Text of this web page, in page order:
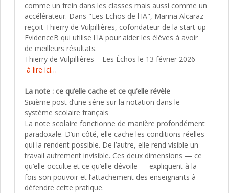
comme un frein dans les classes mais aussi comme un
accélérateur. Dans "Les Echos de l'IA", Marina Alcaraz
reçoit Thierry de Vulpillières, cofondateur de la start-up
EvidenceB qui utilise l'IA pour aider les élèves à avoir
de meilleurs résultats.
Thierry de Vulpillières – Les Échos le 13 février 2026 –
à lire ici…
La note : ce qu’elle cache et ce qu’elle révèle
Sixième post d’une série sur la notation dans le
système scolaire français
La note scolaire fonctionne de manière profondément
paradoxale. D’un côté, elle cache les conditions réelles
qui la rendent possible. De l’autre, elle rend visible un
travail autrement invisible. Ces deux dimensions — ce
qu’elle occulte et ce qu’elle dévoile — expliquent à la
fois son pouvoir et l’attachement des enseignants à
défendre cette pratique.